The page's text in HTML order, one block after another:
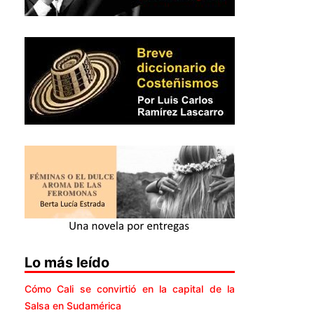
Lo más leído
Cómo Cali se convirtió en la capital de la
Salsa en Sudamérica